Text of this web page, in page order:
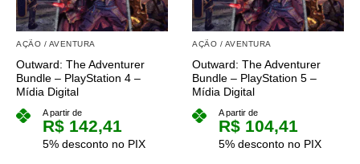
ser
escolhidas
do
produto
ser
escolhidas
do
produto
AÇÃO / AVENTURA
Outward: The Adventurer
Bundle – PlayStation 4 –
Mídia Digital
A partir de
R$ 142,41
5% desconto no PIX
AÇÃO / AVENTURA
Outward: The Adventurer
Bundle – PlayStation 5 –
Mídia Digital
A partir de
R$ 104,41
5% desconto no PIX